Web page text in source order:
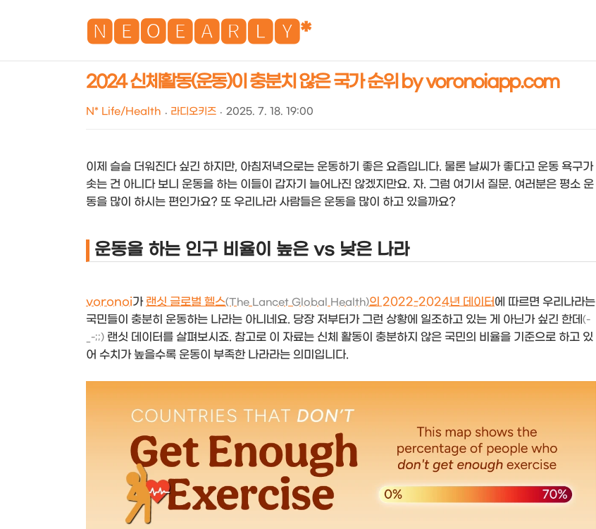
🅽🅴🅾🅴🅰🆁🅻🆈*NEOEARLY*
2024 신체활동(운동)이 충분치 않은 국가 순위 by voronoiapp.com
N* Life/Health 라디오키즈 2025. 7. 18. 19:00
이제 슬슬 더워진다 싶긴 하지만, 아침저녁으로는 운동하기 좋은 요즘입니다. 물론 날씨가 좋다고 운동 욕구가
솟는 건 아니다 보니 운동을 하는 이들이 갑자기 늘어나진 않겠지만요. 자. 그럼 여기서 질문. 여러분은 평소 운
동을 많이 하시는 편인가요? 또 우리나라 사람들은 운동을 많이 하고 있을까요?
운동을 하는 인구 비율이 높은 vs 낮은 나라
voronoi가 랜싯 글로벌 헬스(The Lancet Global Health)의 2022-2024년 데이터에 따르면 우리나라는
국민들이 충분히 운동하는 나라는 아니네요. 당장 저부터가 그런 상황에 일조하고 있는 게 아닌가 싶긴 한데 (-
_-;;) 랜싯 데이터를 살펴보시죠. 참고로 이 자료는 신체 활동이 충분하지 않은 국민의 비율을 기준으로 하고 있
어 수치가 높을수록 운동이 부족한 나라라는 의미입니다.